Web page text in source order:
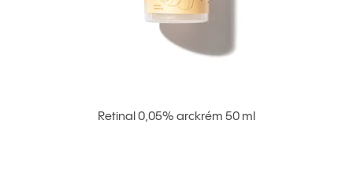
Retinal 0,05% arckrém 50 ml